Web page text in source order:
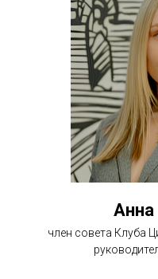
Анна
член совета Клуба